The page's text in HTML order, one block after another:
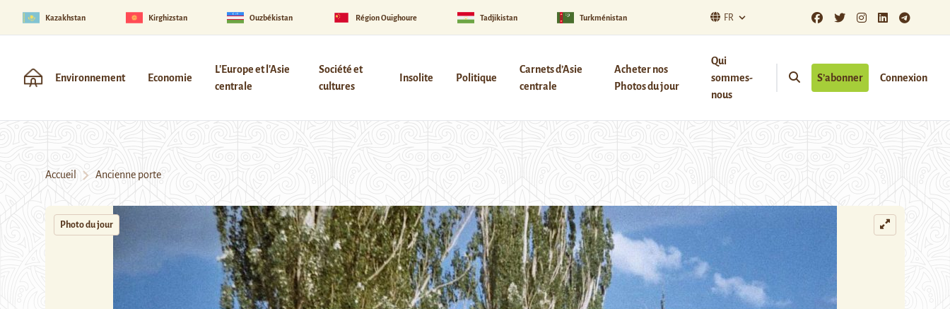
Kazakhstan Kirghizstan Ouzbékistan Région Ouïghoure Tadjikistan Turkménistan FR
Environnement Economie
L'Europe et l'Asie
centrale
Société et
cultures
Insolite Politique
Carnets d’Asie
centrale
Acheter nos
Photos du jour
Qui
sommes-
nous
S’abonner Connexion
Accueil Ancienne porte
Photo du jour